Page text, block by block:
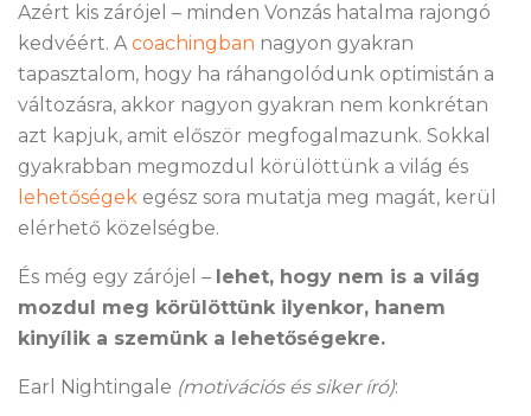
Azért kis zárójel – minden Vonzás hatalma rajongó
kedvéért. Acoachingban nagyon gyakran
tapasztalom, hogy ha ráhangolódunk optimistán a
változásra, akkor nagyon gyakran nem konkrétan
azt kapjuk, amit először megfogalmazunk. Sokkal
gyakrabban megmozdul körülöttünk a világ és
lehetőségek egész sora mutatja meg magát, kerül
elérhető közelségbe.
És még egy zárójel – lehet, hogy nem is a világ
mozdul meg körülöttünk ilyenkor, hanem
kinyílik a szemünk a lehetőségekre.
Earl Nightingale (motivációs és siker író):